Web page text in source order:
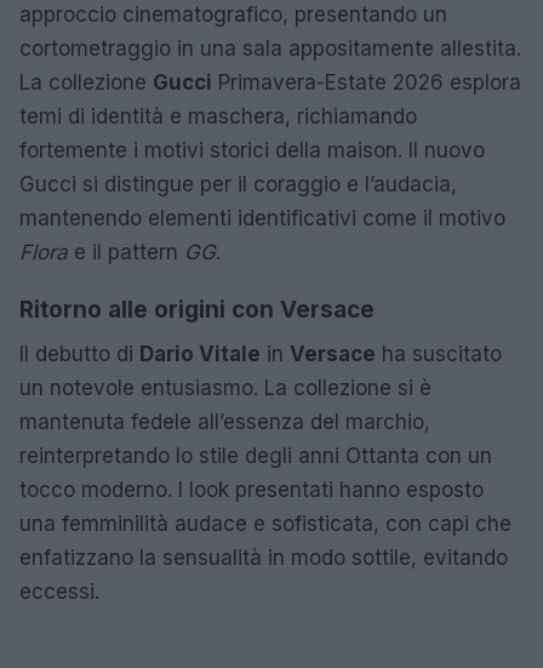
approccio cinematografico, presentando un
cortometraggio in una sala appositamente allestita.
La collezione Gucci Primavera-Estate 2026 esplora
temi di identità e maschera, richiamando
fortemente i motivi storici della maison. Il nuovo
Gucci si distingue per il coraggio e l’audacia,
mantenendo elementi identificativi come il motivo
Flora e il pattern GG.
Ritorno alle origini con Versace
Il debutto di Dario Vitale in Versace ha suscitato
un notevole entusiasmo. La collezione si è
mantenuta fedele all’essenza del marchio,
reinterpretando lo stile degli anni Ottanta con un
tocco moderno. I look presentati hanno esposto
una femminilità audace e sofisticata, con capi che
enfatizzano la sensualità in modo sottile, evitando
eccessi.